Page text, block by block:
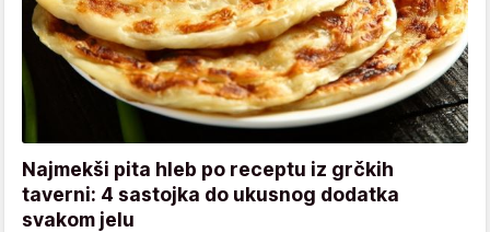
Najmekši pita hleb po receptu iz grčkih
taverni: 4 sastojka do ukusnog dodatka
svakom jelu